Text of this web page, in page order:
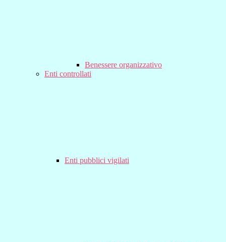
Benessere organizzativo
Enti controllati
Enti pubblici vigilati